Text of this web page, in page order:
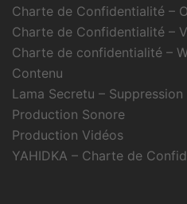
Charte de Confidentialité –
Charte de Confidentialité –
Charte de confidentialité –
Contenu
Lama Secretu –
Production Sonore
Production Vidéos
YAHIDKA – Charte de